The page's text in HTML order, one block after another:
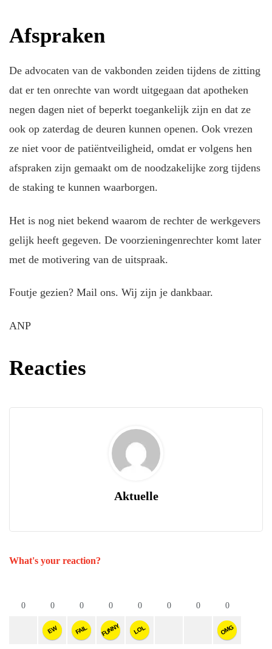
Afspraken
De advocaten van de vakbonden zeiden tijdens de zitting
dat er ten onrechte van wordt uitgegaan dat apotheken
negen dagen niet of beperkt toegankelijk zijn en dat ze
ook op zaterdag de deuren kunnen openen. Ook vrezen
ze niet voor de patiëntveiligheid, omdat er volgens hen
afspraken zijn gemaakt om de noodzakelijke zorg tijdens
de staking te kunnen waarborgen.
Het is nog niet bekend waarom de rechter de werkgevers
gelijk heeft gegeven. De voorzieningenrechter komt later
met de motivering van de uitspraak.
Foutje gezien? Mail ons. Wij zijn je dankbaar.
ANP
Reacties
Aktuelle
What's your reaction?
0 0
EW
0
FAIL
0
FUNNY
0
LOL
0 0 0
OMG